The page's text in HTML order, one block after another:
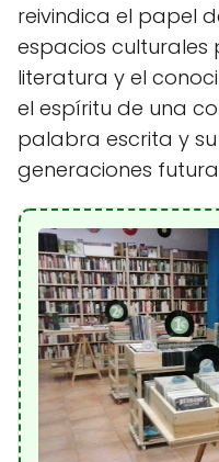
reivindica el papel
espacios culturales
literatura y el
el espíritu de una
palabra escrita y
generaciones